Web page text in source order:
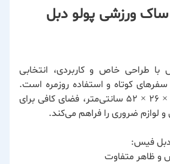
ورزشی پولو دبل
طراحی خاص و کاربردی، انتخابی
کوتاه و استفاده روزمره است.
این ساک با ابعاد ۲۴ × ۲۶ × ۵۲ سانتی‌متر، فضای کافی برای
ضروری را فراهم می‌کند.
دبل فیس:
و ظاهر متفاوت